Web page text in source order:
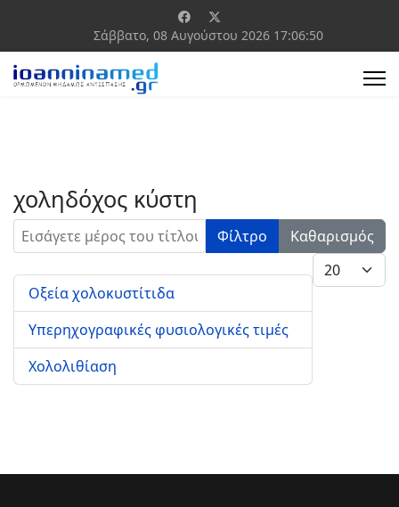
Σάββατο, 08 Αυγούστου 2026 17:06:50
χοληδόχος κύστη
Εισάγετε μέρος του τίτλου. Φίλτρο
Καθαρισμός
Εμφάνιση #
Οξεία χολοκυστίτιδα
Υπερηχογραφικές φυσιολογικές τιμές
Χολολιθίαση